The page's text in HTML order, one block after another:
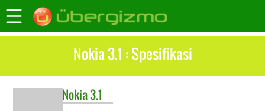
Nokia 3.1 : Spesifikasi
Nokia3.1